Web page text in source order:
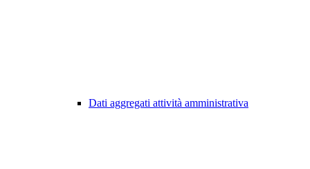
Dati aggregati attività amministrativa